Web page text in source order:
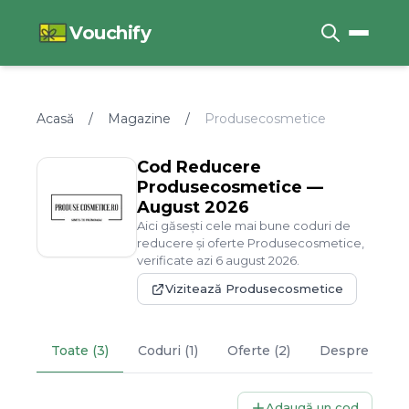
Vouchify
Acasă / Magazine / Produsecosmetice
Cod Reducere
Produsecosmetice —
August 2026
Aici găsești cele mai bune coduri de
reducere și oferte Produsecosmetice
verificate azi 6 august 2026
Vizitează Produsecosmetice
Toate (3) Coduri (1) Oferte (2) Despre